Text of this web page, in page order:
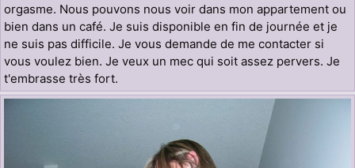
orgasme. Nous pouvons nous voir dans mon appartement ou
bien dans un café. Je suis disponible en fin de journée et je
ne suis pas difficile. Je vous demande de me contacter si
vous voulez bien. Je veux un mec qui soit assez pervers. Je
t'embrasse très fort.